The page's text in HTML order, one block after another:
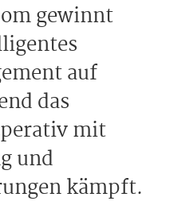
gewinnt
auf
das
mit
und
kämpft.